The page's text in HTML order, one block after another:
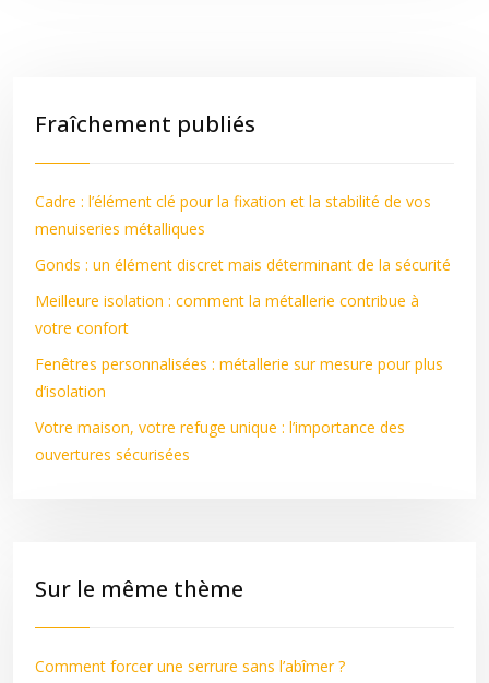
Fraîchement publiés
Cadre : l’élément clé pour la fixation et la stabilité de vos
menuiseries métalliques
Gonds : un élément discret mais déterminant de la sécurité
Meilleure isolation : comment la métallerie contribue à
votre confort
Fenêtres personnalisées : métallerie sur mesure pour plus
d’isolation
Votre maison, votre refuge unique : l’importance des
ouvertures sécurisées
Sur le même thème
Comment forcer une serrure sans l’abîmer ?